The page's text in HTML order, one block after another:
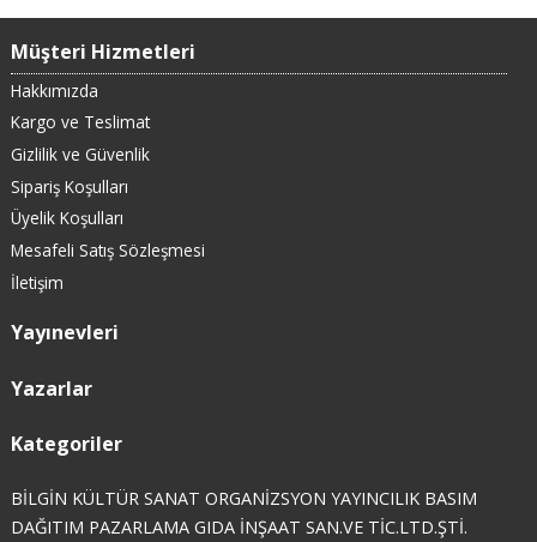
Müşteri Hizmetleri
Hakkımızda
Kargo ve Teslimat
Gizlilik ve Güvenlik
Sipariş Koşulları
Üyelik Koşulları
Mesafeli Satış Sözleşmesi
İletişim
Yayınevleri
Yazarlar
Kategoriler
BİLGİN KÜLTÜR SANAT ORGANİZSYON YAYINCILIK BASIM
DAĞITIM PAZARLAMA GIDA İNŞAAT SAN.VE TİC.LTD.ŞTİ.